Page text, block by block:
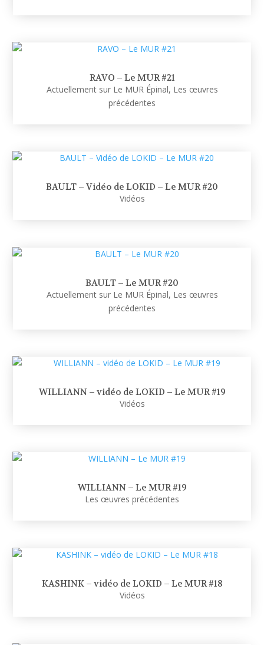
RAVO – Le MUR #21
Actuellement sur Le MUR Épinal, Les œuvres
précédentes
BAULT – Vidéo de LOKID – Le MUR #20
Vidéos
BAULT – Le MUR #20
Actuellement sur Le MUR Épinal, Les œuvres
précédentes
WILLIANN – vidéo de LOKID – Le MUR #19
Vidéos
WILLIANN – Le MUR #19
Les œuvres précédentes
KASHINK – vidéo de LOKID – Le MUR #18
Vidéos